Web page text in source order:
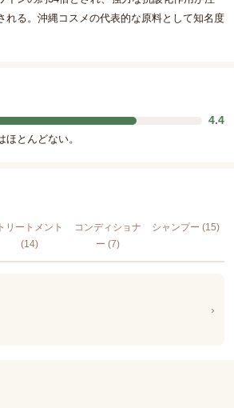
る。沖縄コスメの代表的な原料として知名度
4.4
とんどない。
トリートメント
(14)
コンディショナ
ー (7)
シャンプー (15)
›